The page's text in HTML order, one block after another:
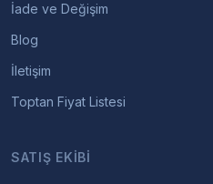
İade ve Değişim
Blog
İletişim
Toptan Fiyat Listesi
SATIŞ EKIBI